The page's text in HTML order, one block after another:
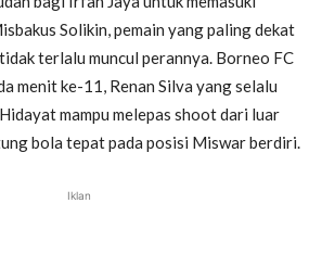
Solikin, pemain yang paling dekat
terlalu muncul perannya. Borneo FC
menit ke-11, Renan Silva yang selalu
mampu melepas shoot dari luar
bola tepat pada posisi Miswar berdiri.
Iklan